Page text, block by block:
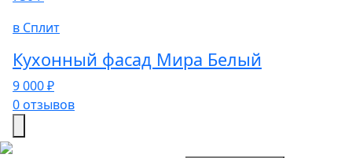
в Сплит
Кухонный фасад Мира Белый
9 000 ₽
0 отзывов